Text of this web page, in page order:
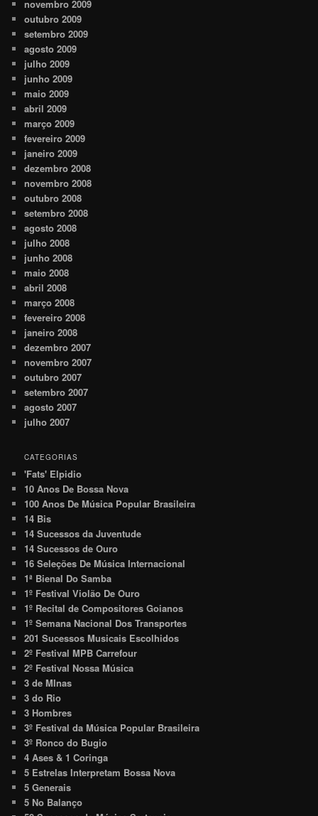
novembro 2009
outubro 2009
setembro 2009
agosto 2009
julho 2009
junho 2009
maio 2009
abril 2009
março 2009
fevereiro 2009
janeiro 2009
dezembro 2008
novembro 2008
outubro 2008
setembro 2008
agosto 2008
julho 2008
junho 2008
maio 2008
abril 2008
março 2008
fevereiro 2008
janeiro 2008
dezembro 2007
novembro 2007
outubro 2007
setembro 2007
agosto 2007
julho 2007
CATEGORIAS
'Fats' Elpidio
10 Anos De Bossa Nova
100 Anos De Música Popular Brasileira
14 Bis
14 Sucessos da Juventude
14 Sucessos de Ouro
16 Seleções De Música Internacional
1ª Bienal Do Samba
1º Festival Violão De Ouro
1º Recital de Compositores Goianos
1º Semana Nacional Dos Transportes
201 Sucessos Musicais Escolhidos
2º Festival MPB Carrefour
2º Festival Nossa Música
3 de MInas
3 do Rio
3 Hombres
3º Festival da Música Popular Brasileira
3º Ronco do Bugio
4 Ases & 1 Coringa
5 Estrelas Interpretam Bossa Nova
5 Generais
5 No Balanço